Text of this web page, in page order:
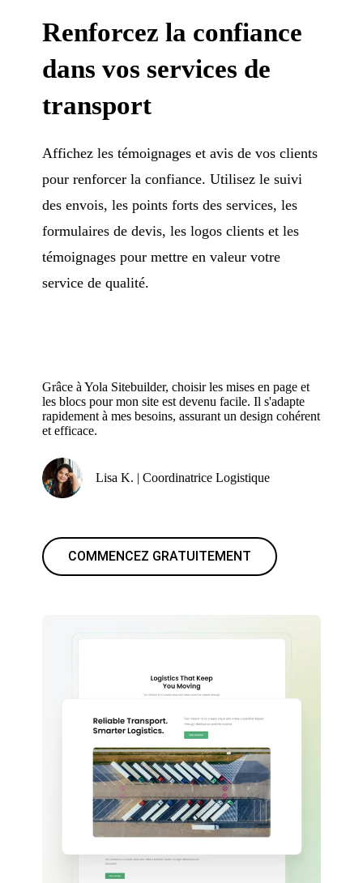
Renforcez la confiance
dans vos services de
transport
Affichez les témoignages et avis de vos clients
pour renforcer la confiance. Utilisez le suivi
des envois, les points forts des services, les
formulaires de devis, les logos clients et les
témoignages pour mettre en valeur votre
service de qualité.
Grâce à Yola Sitebuilder, choisir les mises en page et
les blocs pour mon site est devenu facile. Il s'adapte
rapidement à mes besoins, assurant un design cohérent
et efficace.
Lisa K. | Coordinatrice Logistique
COMMENCEZ GRATUITEMENT